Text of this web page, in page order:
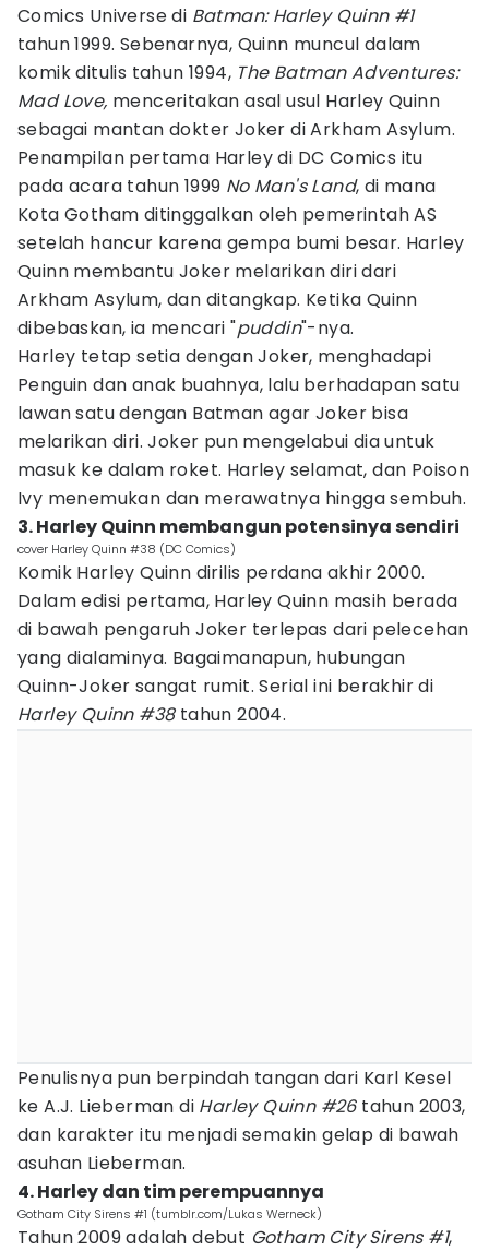
Comics Universe di Batman: Harley Quinn #1
tahun 1999. Sebenarnya, Quinn muncul dalam
komik ditulis tahun 1994, The Batman Adventures:
Mad Love, menceritakan asal usul Harley Quinn
sebagai mantan dokter Joker di Arkham Asylum.
Penampilan pertama Harley di DC Comics itu
pada acara tahun 1999 No Man's Land, di mana
Kota Gotham ditinggalkan oleh pemerintah AS
setelah hancur karena gempa bumi besar. Harley
Quinn membantu Joker melarikan diri dari
Arkham Asylum, dan ditangkap. Ketika Quinn
dibebaskan, ia mencari "puddin"-nya.
Harley tetap setia dengan Joker, menghadapi
Penguin dan anak buahnya, lalu berhadapan satu
lawan satu dengan Batman agar Joker bisa
melarikan diri. Joker pun mengelabui dia untuk
masuk ke dalam roket. Harley selamat, dan Poison
Ivy menemukan dan merawatnya hingga sembuh.
3. Harley Quinn membangun potensinya sendiri
cover Harley Quinn #38 (DC Comics)
Komik Harley Quinn dirilis perdana akhir 2000.
Dalam edisi pertama, Harley Quinn masih berada
di bawah pengaruh Joker terlepas dari pelecehan
yang dialaminya. Bagaimanapun, hubungan
Quinn-Joker sangat rumit. Serial ini berakhir di
Harley Quinn #38tahun 2004.
Penulisnya pun berpindah tangan dari Karl Kesel
ke A.J. Lieberman di Harley Quinn #26tahun 2003,
dan karakter itu menjadi semakin gelap di bawah
asuhan Lieberman.
4. Harley dan tim perempuannya
Gotham City Sirens #1 (tumblr.com/Lukas Werneck)
Tahun 2009 adalah debut Gotham City Sirens #1,